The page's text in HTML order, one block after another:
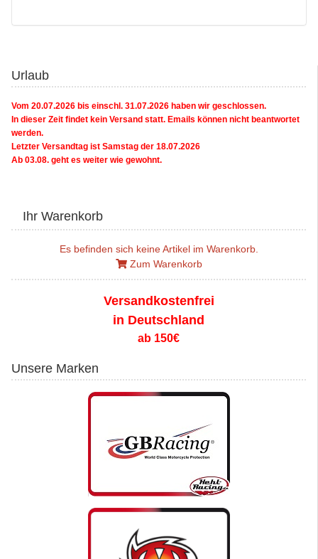
Urlaub
Vom 20.07.2026 bis einschl. 31.07.2026 haben wir geschlossen.
In dieser Zeit findet kein Versand statt. Emails können nicht beantwortet
werden.
Letzter Versandtag ist Samstag der 18.07.2026
Ab 03.08. geht es weiter wie gewohnt.
Ihr Warenkorb
Es befinden sich keine Artikel im Warenkorb.
Zum Warenkorb
Versandkostenfrei
in Deutschland
ab 150€
Unsere Marken